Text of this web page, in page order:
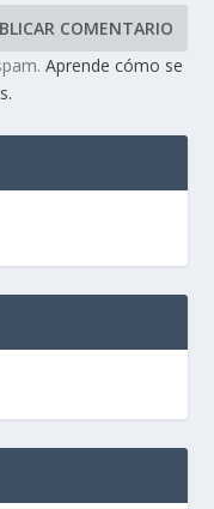
Aprende cómo se